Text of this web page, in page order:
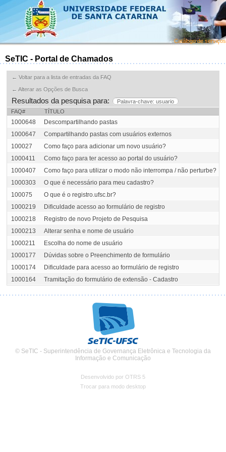
Catálogo de serviços
SeTIC - Portal de Chamados
← Voltar para a lista de entradas da FAQ
← Alterar as Opções de Busca
Resultados da pesquisa para:
Palavra-chave: usuario
FAQ#
TÍTULO
1000648 Descompartilhando pastas
1000647
Compartilhando pastas com usuários externos
100027
Como faço para adicionar um novo usuário?
1000411
Como faço para ter acesso ao portal do usuário?
1000407
Como faço para utilizar o modo não interrompa / não perturbe?
1000303
O que é necessário para meu cadastro?
100075
O que é o registro.ufsc.br?
1000219
Dificuldade acesso ao formulário de registro
1000218
Registro de novo Projeto de Pesquisa
1000213
Alterar senha e nome de usuário
1000211
Escolha do nome de usuário
1000177
Dúvidas sobre o Preenchimento de formulário
1000174
Dificuldade para acesso ao formulário de registro
1000164
Tramitação do formulário de extensão - Cadastro
© SeTIC - Superintendência de Governança Eletrônica e Tecnologia da
Informação e Comunicação
Desenvolvido por OTRS 5
Trocar para modo desktop